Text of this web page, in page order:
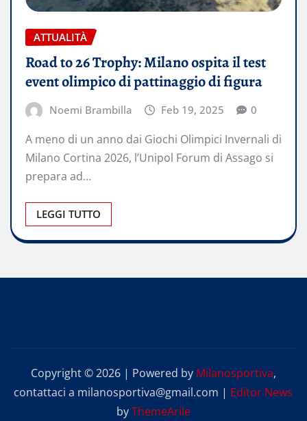
ATTUALITÀ
Road to 26 Trophy: Milano ospita il test
event olimpico di pattinaggio di figura
Noemi Brambilla Feb 19, 2025 0
A meno di un anno dai Giochi Olimpici Invernali di
Milano Cortina 2026, l’Unipol Forum di Assago si
prepara ad…
LEGGI TUTTO
Copyright © 2026 | Powered by Milanosportiva,
contattaci a milanosportiva@gmail.com | Editor News
byThemeArile